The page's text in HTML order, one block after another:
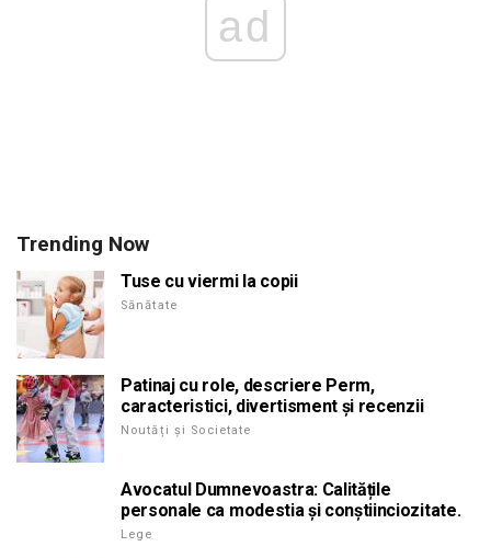
ad
Trending Now
Tuse cu viermi la copii
Sănătate
Patinaj cu role, descriere Perm,
caracteristici, divertisment și recenzii
Noutăți și Societate
Avocatul Dumnevoastra: Calitățile
personale ca modestia și conștiinciozitate.
Lege